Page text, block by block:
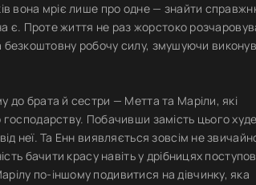
вона мріє лише про одне — знайти
є. Проте життя не раз жорстоко
безкоштовну робочу силу, змушуючи
до брата й сестри — Метта та Маріли, які
Побачивши замість цього
неї. Та Енн виявляється зовсім не
бачити красу навіть у дрібницях
по-іншому подивитися на дівчинку, яка